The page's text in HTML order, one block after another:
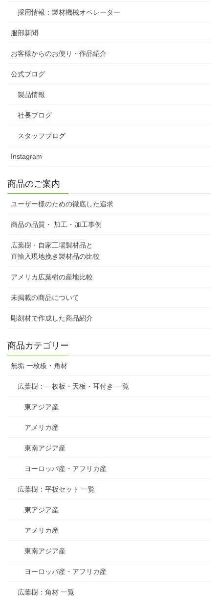
採用情報：製材機械オペレーター
服部新聞
お客様からのお便り・作品紹介
公式ブログ
製品情報
社長ブログ
スタッフブログ
Instagram
商品のご案内
ユーザー様のための徹底した追求
商品の品質・ 加工・加工事例
広葉樹・自家工場製材品と
直輸入現地挽き製材品の比較
アメリカ広葉樹の産地比較
未掲載の商品について
彫刻材で作成した商品紹介
商品カテゴリー
無垢 一枚板・角材
広葉樹：一枚板・天板・耳付き 一覧
東アジア産
アメリカ産
東南アジア産
ヨーロッパ産・アフリカ産
広葉樹：平板セット 一覧
東アジア産
アメリカ産
東南アジア産
ヨーロッパ産・アフリカ産
広葉樹：角材 一覧